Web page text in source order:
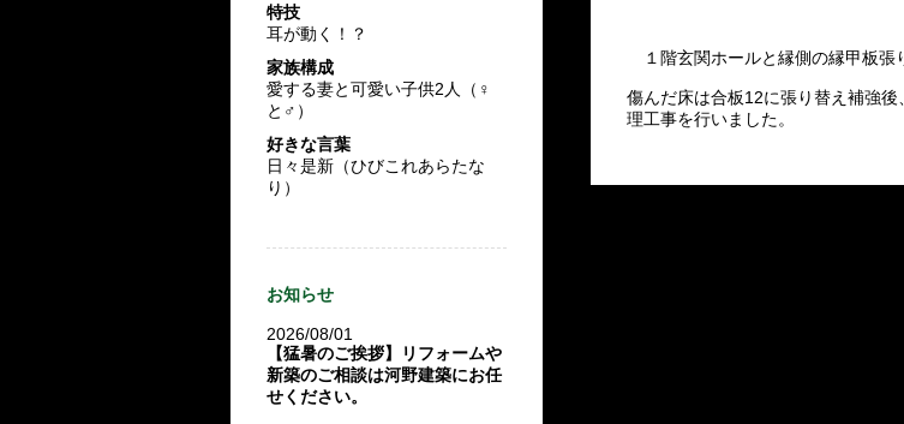
１階玄関ホールと縁側の縁甲板張
傷んだ床は合板12に張り替え補強
理工事を行いました。
特技
耳が動く！？
家族構成
愛する妻と可愛い子供2人（♀
と♂）
好きな言葉
日々是新（ひびこれあらたな
り）
お知らせ
2026/08/01
【猛暑のご挨拶】リフォームや
新築のご相談は河野建築にお任
せください。